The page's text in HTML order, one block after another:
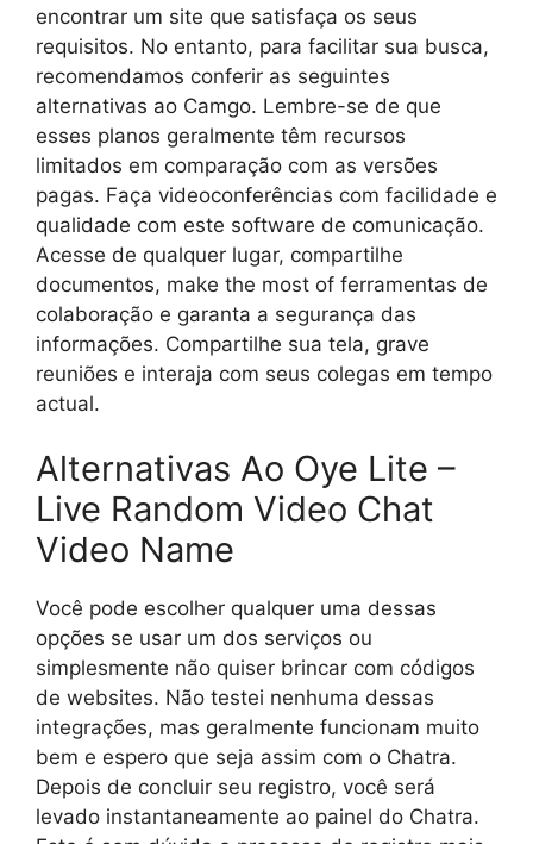
encontrar um site que satisfaça os seus
requisitos. No entanto, para facilitar sua busca,
recomendamos conferir as seguintes
alternativas ao Camgo. Lembre-se de que
esses planos geralmente têm recursos
limitados em comparação com as versões
pagas. Faça videoconferências com facilidade e
qualidade com este software de comunicação.
Acesse de qualquer lugar, compartilhe
documentos, make the most of ferramentas de
colaboração e garanta a segurança das
informações. Compartilhe sua tela, grave
reuniões e interaja com seus colegas em tempo
actual.
Alternativas Ao Oye Lite –
Live Random Video Chat
Video Name
Você pode escolher qualquer uma dessas
opções se usar um dos serviços ou
simplesmente não quiser brincar com códigos
de websites. Não testei nenhuma dessas
integrações, mas geralmente funcionam muito
bem e espero que seja assim com o Chatra.
Depois de concluir seu registro, você será
levado instantaneamente ao painel do Chatra.